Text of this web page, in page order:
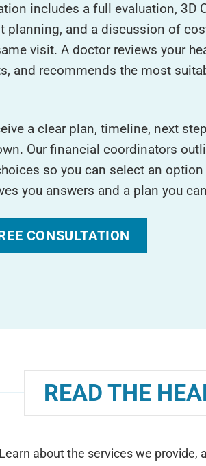
includes a full evaluation, 3D
planning, and a discussion of
visit. A doctor reviews your
and recommends the most
a clear plan, timeline, next
Our financial coordinators
so you can select an
you answers and a plan you
CONSULTATION
READ THE
Learn about the services we provide,